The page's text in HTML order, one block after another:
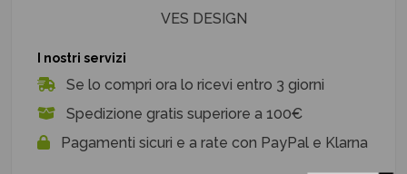
VES DESIGN
I nostri servizi
Se lo compri ora lo ricevi entro 3 giorni
Spedizione gratis superiore a 100€
Pagamenti sicuri e a rate con PayPal e Klarna